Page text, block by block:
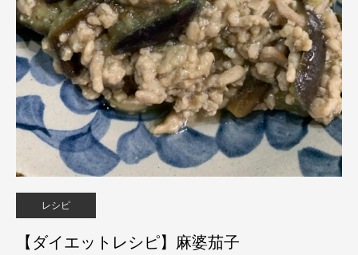
レシピ
【ダイエットレシピ】麻婆茄子